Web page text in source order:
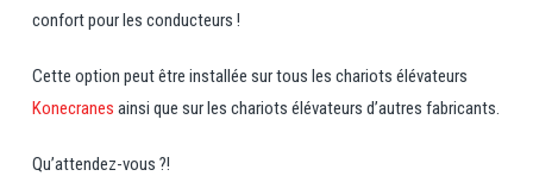
confort pour les conducteurs !
Cette option peut être installée sur tous les chariots élévateurs
Konecranes ainsi que sur les chariots élévateurs d’autres fabricants.
Qu’attendez-vous ?!